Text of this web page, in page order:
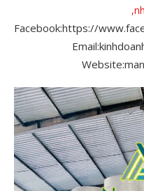
Facebook:https://